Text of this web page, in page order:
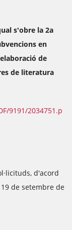
s'obre la 2a
en
de
de literatura
9191/2034751.p
d'acord
de setembre de